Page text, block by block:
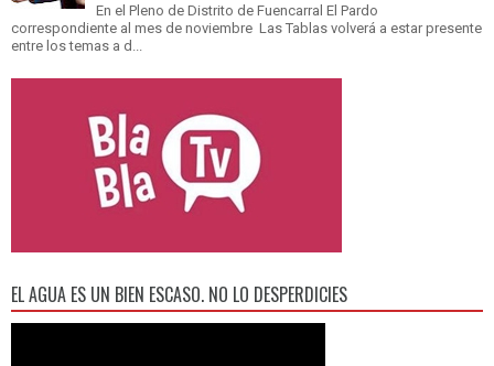
En el Pleno de Distrito de Fuencarral El Pardo
correspondiente al mes de noviembre Las Tablas volverá a estar presente
entre los temas a d...
EL AGUA ES UN BIEN ESCASO. NO LO DESPERDICIES